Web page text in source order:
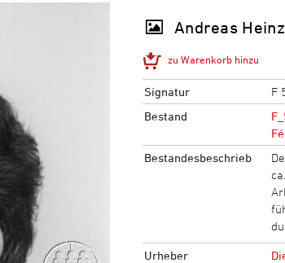
Andreas
zu Warenkorb hinzu
Signatur
F
Bestand
Bestandesbeschrieb
Urheber